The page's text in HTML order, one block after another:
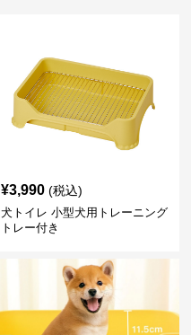
¥3,990 (税込)
犬トイレ 小型犬用トレーニング
トレー付き